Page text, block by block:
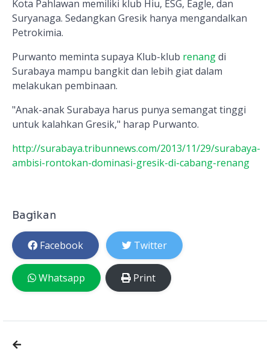
Kota Pahlawan memiliki klub Hiu, ESG, Eagle, dan
Suryanaga. Sedangkan Gresik hanya mengandalkan
Petrokimia.
Purwanto meminta supaya Klub-klub renangdi
Surabaya mampu bangkit dan lebih giat dalam
melakukan pembinaan.
"Anak-anak Surabaya harus punya semangat tinggi
untuk kalahkan Gresik," harap Purwanto.
http://surabaya.tribunnews.com/2013/11/29/surabaya-
ambisi-rontokan-dominasi-gresik-di-cabang-renang
Bagikan
Facebook Twitter
Whatsapp Print